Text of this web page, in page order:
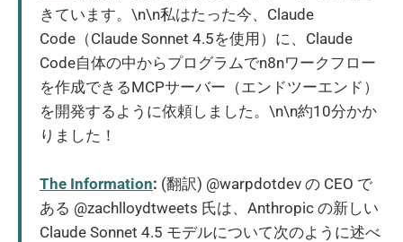
きています。\n\n私はたった今、Claude
Code（Claude Sonnet 4.5を使用）に、Claude
Code自体の中からプログラムでn8nワークフロー
を作成できるMCPサーバー（エンドツーエンド）
を開発するように依頼しました。\n\n約10分かか
りました！
The Information: (翻訳) @warpdotdev の CEO で
ある @zachlloydtweets 氏は、Anthropic の新しい
Claude Sonnet 4.5 モデルについて次のように述べ